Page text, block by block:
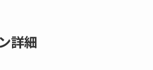
詳細